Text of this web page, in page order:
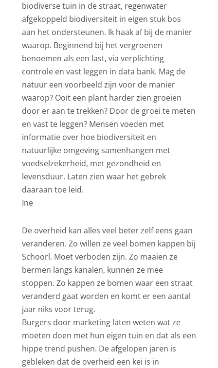
biodiverse tuin in de straat, regenwater
afgekoppeld biodiversiteit in eigen stuk bos
aan het ondersteunen. Ik haak af bij de manier
waarop. Beginnend bij het vergroenen
benoemen als een last, via verplichting
controle en vast leggen in data bank. Mag de
natuur een voorbeeld zijn voor de manier
waarop? Ooit een plant harder zien groeien
door er aan te trekken? Door de groei te meten
en vast te leggen? Mensen voeden met
informatie over hoe biodiversiteit en
natuurlijke omgeving samenhangen met
voedselzekerheid, met gezondheid en
levensduur. Laten zien waar het gebrek
daaraan toe leid.
Ine
De overheid kan alles veel beter zelf eens gaan
veranderen. Zo willen ze veel bomen kappen bij
Schoorl. Moet verboden zijn. Zo maaien ze
bermen langs kanalen, kunnen ze mee
stoppen. Zo kappen ze bomen waar een straat
veranderd gaat worden en komt er een aantal
jaar niks voor terug.
Burgers door marketing laten weten wat ze
moeten doen met hun eigen tuin en dat als een
hippe trend pushen. De afgelopen jaren is
gebleken dat de overheid een kei is in